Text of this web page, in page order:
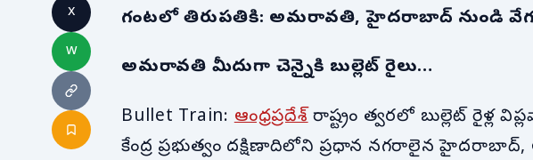
x
w
గంటలో తిరుపతికి: అమరావతి, హైదరాబాద్ నుండి
అమరావతి మీదుగా చెన్నైకి బుల్లెట్ రైలు…
Bullet Train:ఆంధ్రప్రదేశ్రాష్ట్రం త్వరలో బుల్లెట్ రైళ్ల
కేంద్ర ప్రభుత్వం దక్షిణాదిలోని ప్రధాన నగరాలైన